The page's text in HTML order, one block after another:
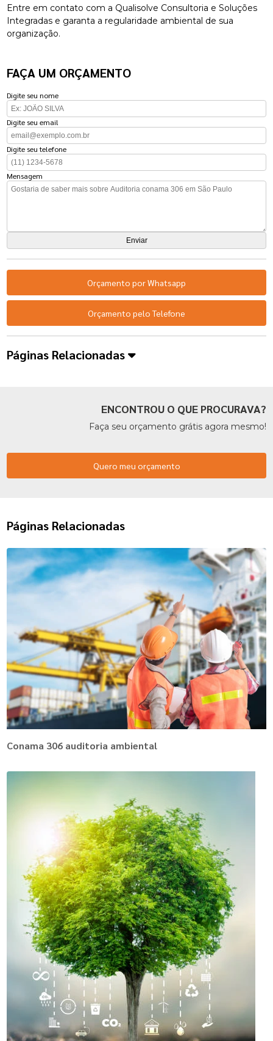
Entre em contato com a Qualisolve Consultoria e Soluções
Integradas e garanta a regularidade ambiental de sua
organização.
FAÇA UM ORÇAMENTO
Digite seu nome
Digite seu email
Digite seu telefone
Mensagem
Orçamento por Whatsapp
Orçamento pelo Telefone
Páginas Relacionadas
ENCONTROU O QUE PROCURAVA?
Faça seu orçamento grátis agora mesmo!
Quero meu orçamento
Páginas Relacionadas
Conama 306 auditoria ambiental